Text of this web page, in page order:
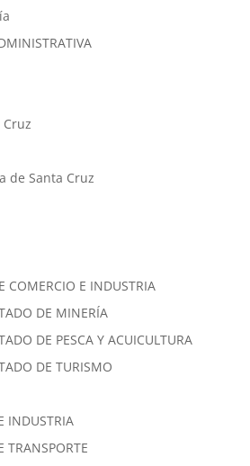
de Santa Cruz
COMERCIO E INDUSTRIA
DE MINERÍA
DE PESCA Y ACUICULTURA
DE TURISMO
INDUSTRIA
TRANSPORTE